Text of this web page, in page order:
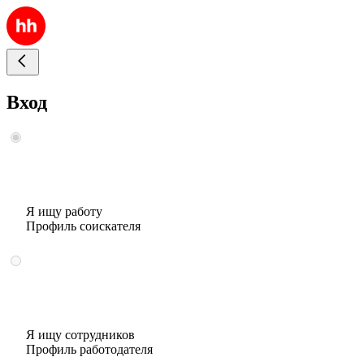
Вход
Я ищу работу
Профиль соискателя
Я ищу сотрудников
Профиль работодателя